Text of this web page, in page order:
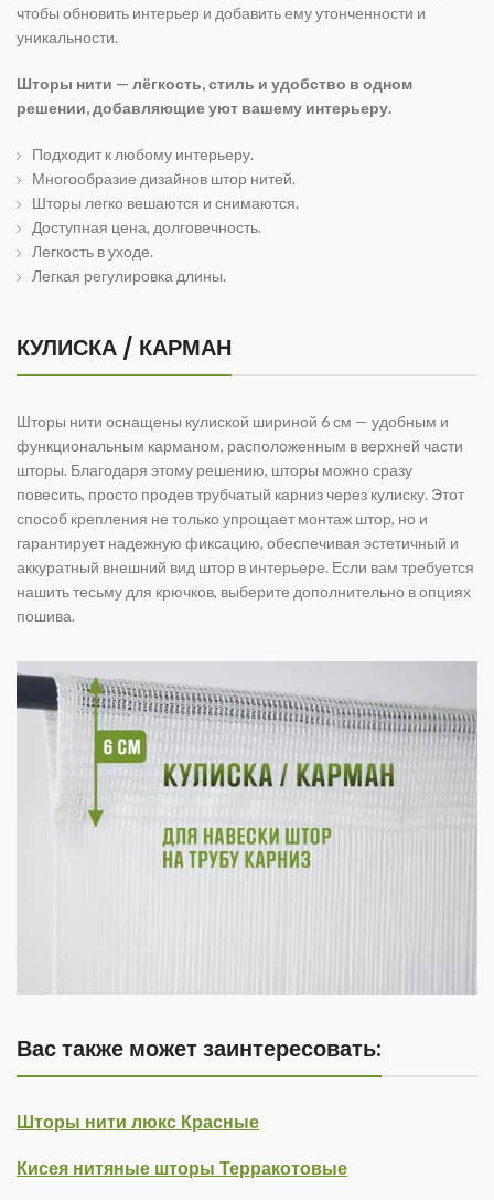
чтобы обновить интерьер и добавить ему утонченности и
уникальности.
Шторы нити — лёгкость, стиль и удобство в одном
решении, добавляющие уют вашему интерьеру.
Подходит к любому интерьеру.
Многообразие дизайнов штор нитей.
Шторы легко вешаются и снимаются.
Доступная цена, долговечность.
Легкость в уходе.
Легкая регулировка длины.
КУЛИСКА / КАРМАН
Шторы нити оснащены кулиской шириной 6 см — удобным и
функциональным карманом, расположенным в верхней части
шторы. Благодаря этому решению, шторы можно сразу
повесить, просто продев трубчатый карниз через кулиску. Этот
способ крепления не только упрощает монтаж штор, но и
гарантирует надежную фиксацию, обеспечивая эстетичный и
аккуратный внешний вид штор в интерьере. Если вам требуется
нашить тесьму для крючков, выберите дополнительно в опциях
пошива.
Вас также может заинтересовать:
Шторы нити люкс Красные
Кисея нитяные шторы Терракотовые